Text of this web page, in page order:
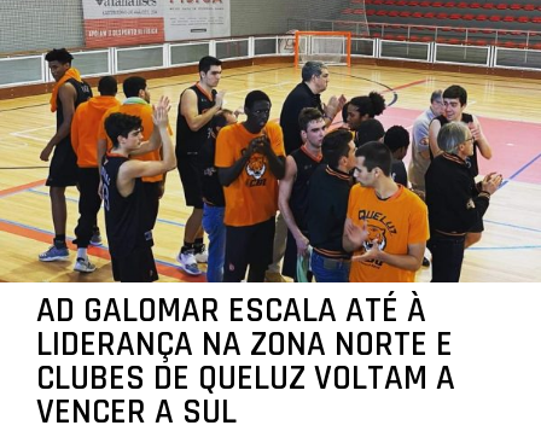
AD GALOMAR ESCALA ATÉ À
LIDERANÇA NA ZONA NORTE E
CLUBES DE QUELUZ VOLTAM A
VENCER A SUL